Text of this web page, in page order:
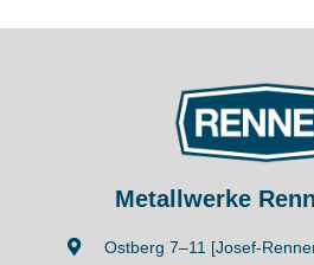
Metallwerke
Ostberg 7–11 [Josef-